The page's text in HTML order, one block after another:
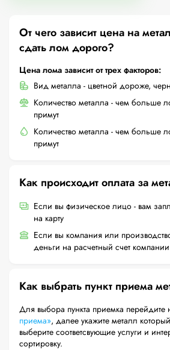
От чего зависит цена на
сдать лом дорого?
Цена лома зависит от трех факторов:
Вид металла - цветной дороже,
Количество металла - чем больше
примут
Количество металла - чем больше
примут
Как происходит оплата за
Если вы физическое лицо - вам
на карту
Если вы компания или
деньги на расчетный счет компании
Как выбрать пункт приема
Для выбора пункта приемка перейдите
приема», далее укажите металл
выберите соответсвующие услуги и интересующую Вас
сортировку.